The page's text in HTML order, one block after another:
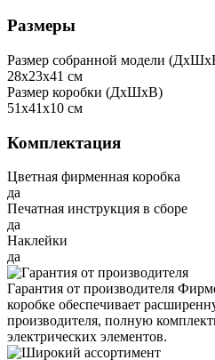
Размеры
Размер собранной модели
28x23x41 см
Размер коробки (ДxШxВ)
51x41x10 см
Комплектация
Цветная фирменная коробка
да
Печатная инструкция в сборе
да
Наклейки
да
Гарантия от производителя
коробке обеспечивает
производителя, полную
электрических элементов.